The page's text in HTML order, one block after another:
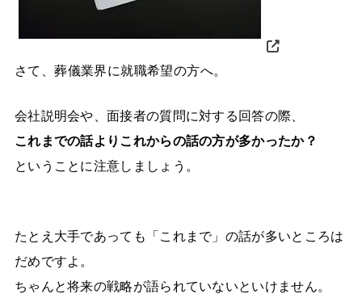
さて、葬儀業界に就職希望の方へ。
会社説明会や、面接者の質問に対する回答の際、
これまでの話よりこれからの話の方が多かったか？
ということに注意しましょう。
たとえ大手であっても「これまで」の話が多いところは
だめですよ。
ちゃんと将来の戦略が語られていないといけません。